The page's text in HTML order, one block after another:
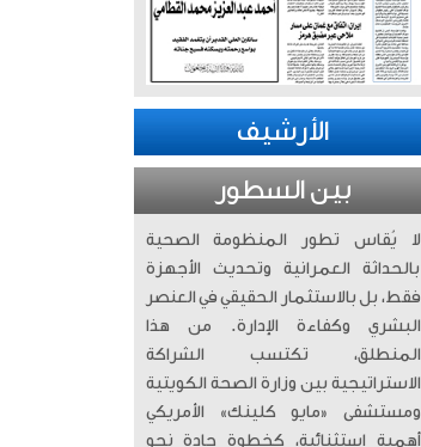
الأرشيف
بين السطور
لا يُقاس تطور المنظومة الصحية
بالحداثة العمرانية وتحديث الأجهزة
فقط، بل بالاستثمار الحقيقي في العنصر
البشري وكفاءة الإدارة. من هذا
المنطلق، تكتسب الشراكة
الاستراتيجية بين وزارة الصحة الكويتية
ومستشفى «مايو كلينك» الأمريكي
أهمية استثنائية، كخطوة جادة نحو